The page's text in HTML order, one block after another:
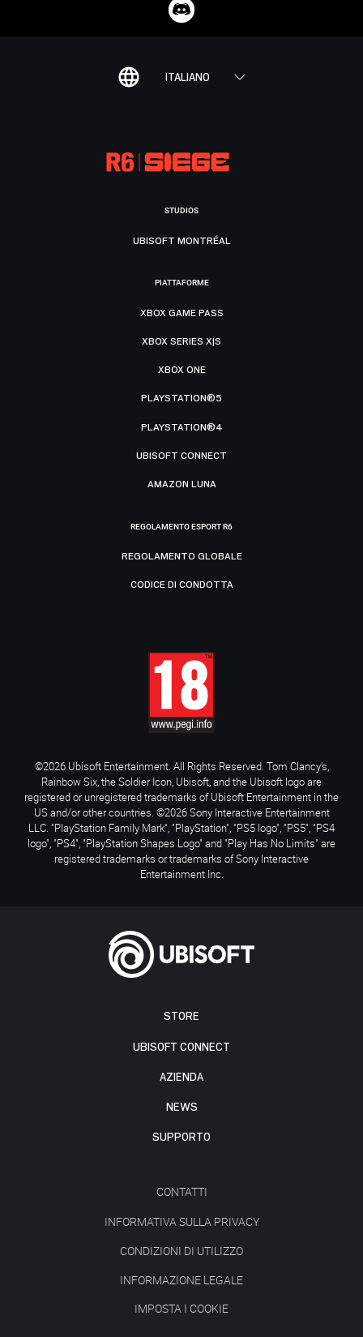
ITALIANO
STORE
UBISOFT CONNECT
AZIENDA
NEWS
SUPPORTO
CONTATTI
INFORMATIVA SULLA PRIVACY
CONDIZIONI DI UTILIZZO
INFORMAZIONE LEGALE
IMPOSTA I COOKIE
STUDIOS
UBISOFT MONTRÉAL
PIATTAFORME
XBOX GAME PASS
XBOX SERIES X|S
XBOX ONE
PLAYSTATION®5
PLAYSTATION®4
UBISOFT CONNECT
AMAZON LUNA
REGOLAMENTO ESPORT R6
REGOLAMENTO GLOBALE
CODICE DI CONDOTTA
©2026 Ubisoft Entertainment. All Rights Reserved. Tom Clancy’s,
Rainbow Six, the Soldier Icon, Ubisoft, and the Ubisoft logo are
registered or unregistered trademarks of Ubisoft Entertainment in the
US and/or other countries. ©2026 Sony Interactive Entertainment
LLC. "PlayStation Family Mark", "PlayStation", "PS5 logo", "PS5", "PS4
logo", "PS4", "PlayStation Shapes Logo" and "Play Has No Limits" are
registered trademarks or trademarks of Sony Interactive
Entertainment Inc.